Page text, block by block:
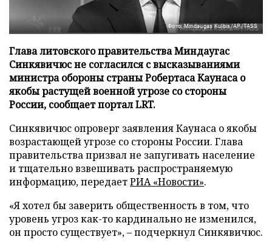
Фото: Mindaugas Kulbis/AP/TASS
Глава литовского правительства Миндаугас
Синкявичюс не согласился с высказываниями
министра обороны страны Робертаса Каунаса о
якобы растущей военной угрозе со стороны
России, сообщает портал LRT.
Синкявичюс опроверг заявления Каунаса о якобы
возрастающей угрозе со стороны России. Глава
правительства призвал не запугивать население
и тщательно взвешивать распространяемую
информацию, передаетРИА «Новости».
«Я хотел бы заверить общественность в том, что
уровень угроз как-то кардинально не изменился,
он просто существует», – подчеркнул Синкявичюс.